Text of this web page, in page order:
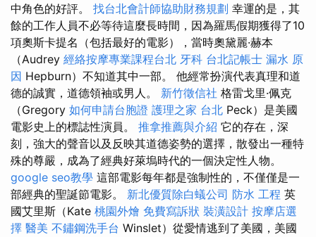
中角色的好評。 找台北會計師協助財務規劃 幸運的是，其
餘的工作人員不必等待這麼長時間，因為羅馬假期獲得了10
項奧斯卡提名（包括最好的電影），當時奧黛麗·赫本
（Audrey 經絡按摩專業課程台北 牙科 台北記帳士 漏水 原
因 Hepburn）不知道其中一部。 他經常扮演代表真理和道
德的誠實，道德領袖或男人。 新竹徵信社 格雷戈里·佩克
（Gregory 如何申請台胞證 護理之家 台北 Peck）是美國
電影史上的標誌性演員。 推拿推薦與介紹 它的存在，深
刻，強大的聲音以及反映其道德姿勢的選擇，散發出一種特
殊的尊嚴，成為了經典好萊塢時代的一個決定性人物。
google seo教學 這部電影每年都是強制性的，不僅僅是一
部經典的聖誕節電影。 新北優質除白蟻公司 防水 工程 英
國艾里斯（Kate 桃園外燴 免費寫訴狀 裝潢設計 按摩店選
擇 醫美 不鏽鋼洗手台 Winslet）從愛情逃到了美國，美國